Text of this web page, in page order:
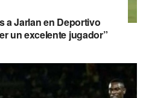
a Jarlan en Deportivo
un excelente jugador”